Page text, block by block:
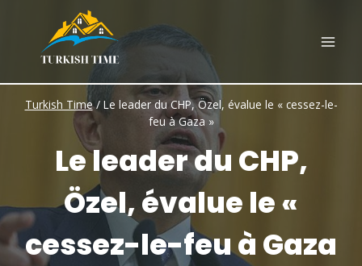
content
Turkish Time/ Le leader du CHP, Özel, évalue le « cessez-le-
feu à Gaza »
Le leader du CHP,
Özel, évalue le «
cessez-le-feu à Gaza